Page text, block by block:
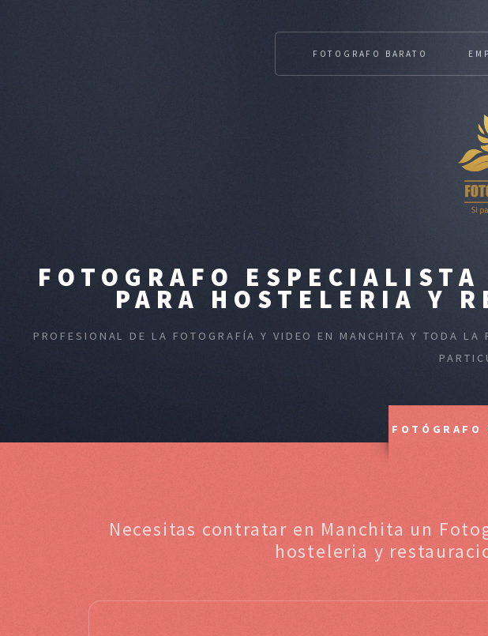
FOTOGRAFO
PARA HOSTELERIA Y
PROFESIONAL DE LA FOTOGRAFÍA Y VIDEO EN MANCHITA Y TODA
FOTOGRAFO BARATO
FOTÓGRAFO
Necesitas contratar en Manchita un
hosteleria y